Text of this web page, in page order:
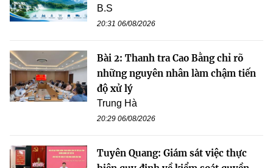
B.S
20:31 06/08/2026
Bài 2: Thanh tra Cao Bằng chỉ rõ
những nguyên nhân làm chậm tiến
độ xử lý
Trung Hà
20:29 06/08/2026
Tuyên Quang: Giám sát việc thực